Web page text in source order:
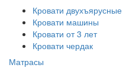
Кровати двухъярусные
Кровати машины
Кровати от 3 лет
Кровати чердак
Матрасы